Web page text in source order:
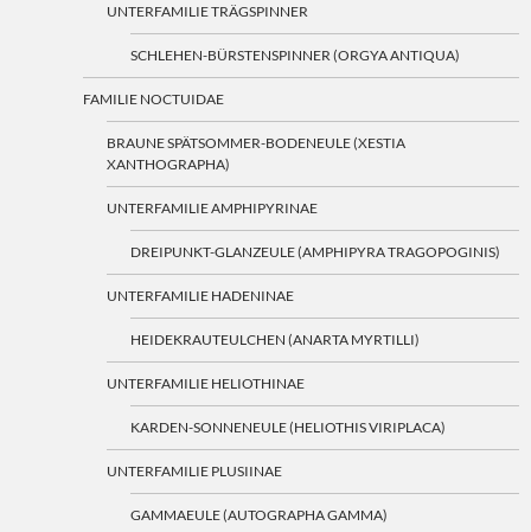
UNTERFAMILIE TRÄGSPINNER
SCHLEHEN-BÜRSTENSPINNER (ORGYA ANTIQUA)
FAMILIE NOCTUIDAE
BRAUNE SPÄTSOMMER-BODENEULE (XESTIA
XANTHOGRAPHA)
UNTERFAMILIE AMPHIPYRINAE
DREIPUNKT-GLANZEULE (AMPHIPYRA TRAGOPOGINIS)
UNTERFAMILIE HADENINAE
HEIDEKRAUTEULCHEN (ANARTA MYRTILLI)
UNTERFAMILIE HELIOTHINAE
KARDEN-SONNENEULE (HELIOTHIS VIRIPLACA)
UNTERFAMILIE PLUSIINAE
GAMMAEULE (AUTOGRAPHA GAMMA)